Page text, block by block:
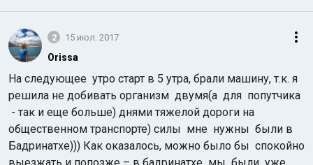
2 15 июл. 2017
Orissa
На следующее утро старт в 5 утра, брали машину, т.к. я
решила не добивать организм двумя(а для попутчика
- так и еще больше) днями тяжелой дороги на
общественном транспорте) силы мне нужны были в
Бадринатхе))) Как оказалось, можно было бы спокойно